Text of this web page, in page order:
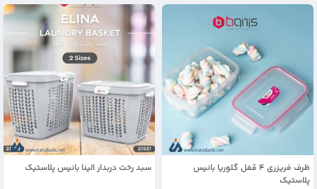
ظرف فریزری 4 قفل گلوریا بانیس
پلاستیک
سبد رخت دربدار الینا بانیس پلاستیک